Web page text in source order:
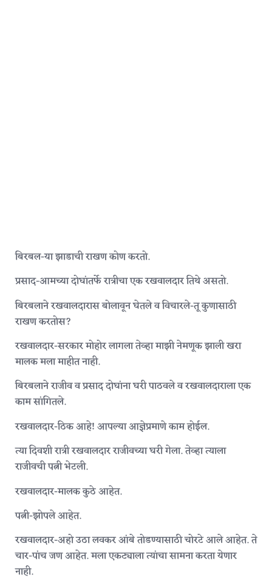
बिरबल-या झाडाची राखण कोण करतो.
प्रसाद-आमच्या दोघांतर्फे रात्रीचा एक रखवालदार तिथे असतो.
बिरबलाने रखवालदारास बोलावून घेतले व विचारले-तू कुणासाठी
राखण करतोस?
रखवालदार-सरकार मोहोर लागला तेव्हा माझी नेमणूक झाली खरा
मालक मला माहीत नाही.
बिरबलाने राजीव व प्रसाद दोघांना घरी पाठवले व रखवालदाराला एक
काम सांगितले.
रखवालदार-ठिक आहे! आपल्या आज्ञेप्रमाणे काम होईल.
त्या दिवशी रात्री रखवालदार राजीवच्या घरी गेला. तेव्हा त्याला
राजीवची पत्नी भेटली.
रखवालदार-मालक कुठे आहेत.
पत्नी-झोपले आहेत.
रखवालदार-अहो उठा लवकर आंबे तोडण्यासाठी चोरटे आले आहेत. ते
चार-पांच जण आहेत. मला एकट्याला त्यांचा सामना करता येणार
नाही.